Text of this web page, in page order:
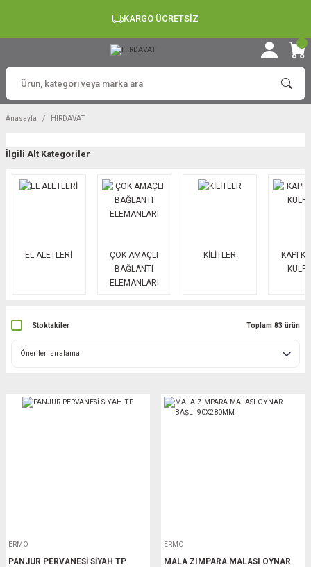
KARGO ÜCRETSİZ
Anasayfa HIRDAVAT
İlgili Alt Kategoriler
EL ALETLERİ
ÇOK AMAÇLI
BAĞLANTI
ELEMANLARI
KİLİTLER
KAPI
Stoktakiler Toplam 83 ürün
ERMO
PANJUR PERVANESİ SİYAH TP
ERMO
MALA ZIMPARA MALASI OYNAR